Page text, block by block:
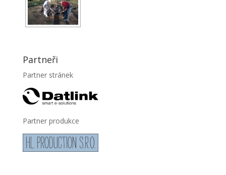
Partneři
Partner stránek
Partner produkce